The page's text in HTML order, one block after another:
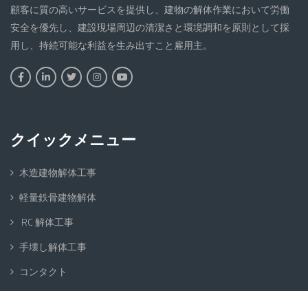
顧客に質の高いサービスを提供し、建物の解体作業において労働
安全を優先し、建設現場周辺の清潔さと環境調和を原則として採
用し、持続可能な利益を生み出すこと雇用主。
クイックメニュー
木造建物解体工事
軽量鉄骨建物解体
RC 解体工事
手壊し解体工事
コンタクト